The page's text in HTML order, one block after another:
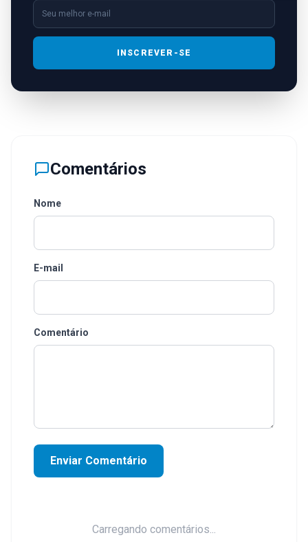
INSCREVER-SE
Comentários
Nome
E-mail
Comentário
Enviar Comentário
Carregando comentários...